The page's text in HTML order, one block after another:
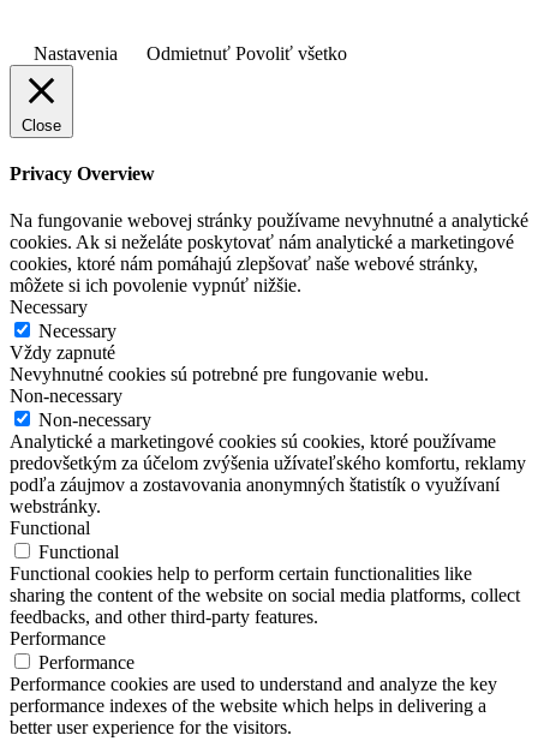
Nastavenia Odmietnuť Povoliť všetko
Close
Privacy Overview
Na fungovanie webovej stránky používame nevyhnutné a analytické
cookies. Ak si neželáte poskytovať nám analytické a marketingové
cookies, ktoré nám pomáhajú zlepšovať naše webové stránky,
môžete si ich povolenie vypnúť nižšie.
Necessary
Necessary
Vždy zapnuté
Nevyhnutné cookies sú potrebné pre fungovanie webu.
Non-necessary
Non-necessary
Analytické a marketingové cookies sú cookies, ktoré používame
predovšetkým za účelom zvýšenia užívateľského komfortu, reklamy
podľa záujmov a zostavovania anonymných štatistík o využívaní
webstránky.
Functional
Functional
Functional cookies help to perform certain functionalities like
sharing the content of the website on social media platforms, collect
feedbacks, and other third-party features.
Performance
Performance
Performance cookies are used to understand and analyze the key
performance indexes of the website which helps in delivering a
better user experience for the visitors.